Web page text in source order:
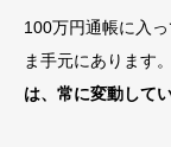
100万円通帳に入
ま手元にあります。
は、常に変動して